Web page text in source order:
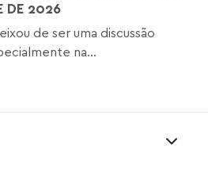
DE 2026
de ser uma discussão
na...